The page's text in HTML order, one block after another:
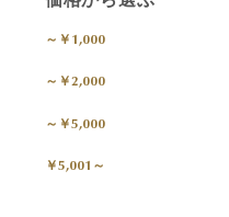
～￥1,000
～￥2,000
～￥5,000
￥5,001～